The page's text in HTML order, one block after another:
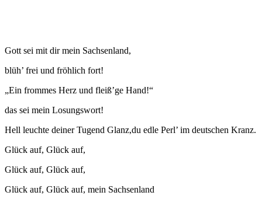
Gott sei mit dir mein Sachsenland,
blüh’ frei und fröhlich fort!
„Ein frommes Herz und fleiß’ge Hand!“
das sei mein Losungswort!
Hell leuchte deiner Tugend Glanz,du edle Perl’ im deutschen Kranz.
Glück auf, Glück auf,
Glück auf, Glück auf,
Glück auf, Glück auf, mein Sachsenland